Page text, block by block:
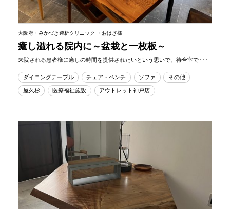
大阪府・みかづき透析クリニック ・おはぎ様
癒し溢れる院内に～盆栽と一枚板～
来院される患者様に癒しの時間を提供されたいという思いで、待合室で･･･
ダイニングテーブル チェア・ベンチ ソファ
その他
屋久杉
医療福祉施設 アウトレット神戸店